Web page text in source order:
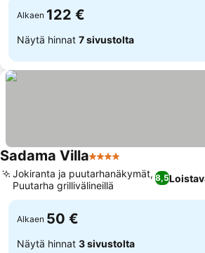
Alkaen 122 €
Näytä hinnat 7 sivustolta
Sadama Villa4 Tähtiluokitus
8,5
Jokiranta ja puutarhanäkymät,
Puutarha grillivälineillä
Alkaen 50 €
Näytä hinnat 3 sivustolta